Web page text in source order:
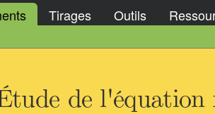
Tirages Outils
de